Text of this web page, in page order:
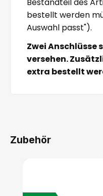
bestellt werden
Auswahl passt").
Zwei Anschlüsse
versehen.
extra bestellt
Zubehör